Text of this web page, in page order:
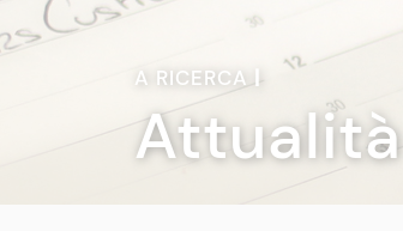
A RICERCA|
Attualità